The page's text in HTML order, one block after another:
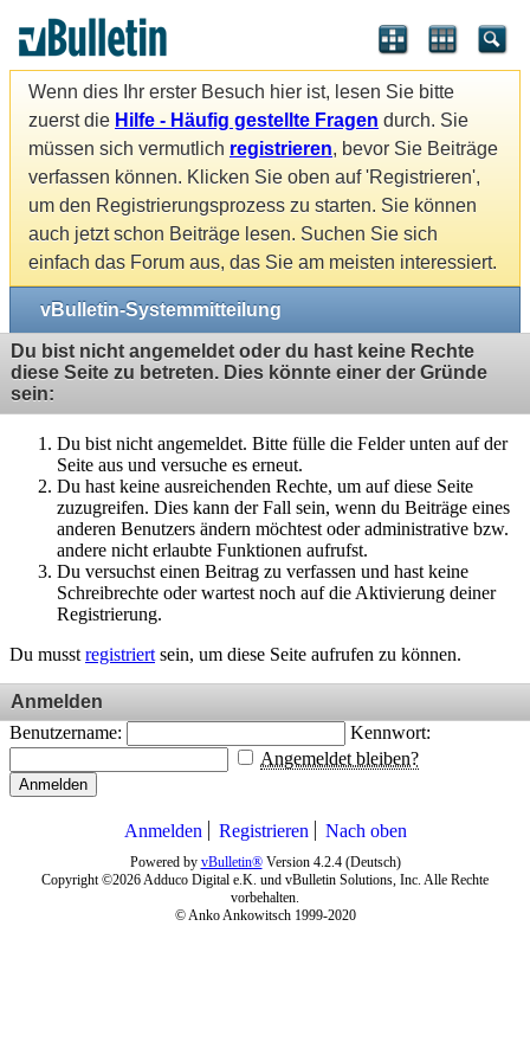
Wenn dies Ihr erster Besuch hier ist, lesen Sie bitte
zuerst die Hilfe - Häufig gestellte Fragen durch. Sie
müssen sich vermutlich registrieren, bevor Sie Beiträge
verfassen können. Klicken Sie oben auf 'Registrieren',
um den Registrierungsprozess zu starten. Sie können
auch jetzt schon Beiträge lesen. Suchen Sie sich
einfach das Forum aus, das Sie am meisten interessiert.
vBulletin-Systemmitteilung
Du bist nicht angemeldet oder du hast keine Rechte
diese Seite zu betreten. Dies könnte einer der Gründe
sein:
Du bist nicht angemeldet. Bitte fülle die Felder unten auf der
Seite aus und versuche es erneut.
Du hast keine ausreichenden Rechte, um auf diese Seite
zuzugreifen. Dies kann der Fall sein, wenn du Beiträge eines
anderen Benutzers ändern möchtest oder administrative bzw.
andere nicht erlaubte Funktionen aufrufst.
Du versuchst einen Beitrag zu verfassen und hast keine
Schreibrechte oder wartest noch auf die Aktivierung deiner
Registrierung.
Du musst registriert sein, um diese Seite aufrufen zu können.
Anmelden
Benutzername:
Kennwort:
Angemeldet bleiben?
Anmelden
Anmelden Registrieren Nach oben
Powered by vBulletin®Version 4.2.4 (Deutsch)
Copyright ©2026 Adduco Digital e.K. und vBulletin Solutions, Inc. Alle Rechte
vorbehalten.
© Anko Ankowitsch 1999-2020